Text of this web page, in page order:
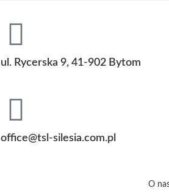
ul. Rycerska 9, 41-902 Bytom
office@tsl-silesia.com.pl
O